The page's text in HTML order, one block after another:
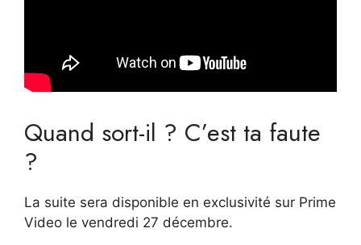
Quand sort-il ? C’est ta faute
?
La suite sera disponible en exclusivité sur Prime
Video le vendredi 27 décembre.